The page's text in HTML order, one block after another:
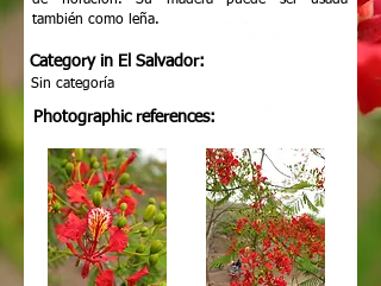
también como leña.
Category in El Salvador:
Sin categoría
Photographic references: